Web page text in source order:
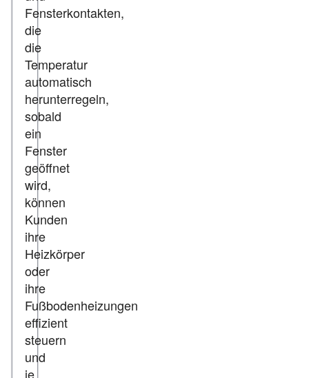
Fensterkontakten,
die
die
Temperatur
automatisch
herunterregeln,
sobald
ein
Fenster
geöffnet
wird,
können
Kunden
ihre
Heizkörper
oder
ihre
Fußbodenheizungen
effizient
steuern
und
je